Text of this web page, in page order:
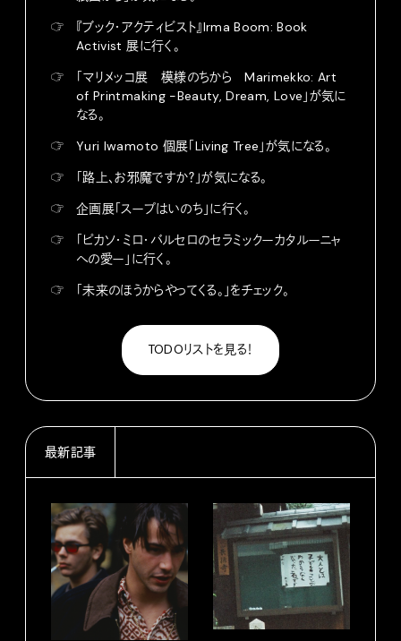
☞
『ブック・アクティビスト』Irma Boom: Book
Activist 展に行く。
☞
「マリメッコ展 模様のちから Marimekko: Art
of Printmaking -Beauty, Dream, Love」が気に
なる。
☞
Yuri Iwamoto 個展「Living Tree」が気になる。
☞
「路上、お邪魔ですか？」が気になる。
☞
企画展「スープはいのち」に行く。
☞
「ピカソ・ミロ・バルセロのセラミックーカタルーニャ
への愛ー」に行く。
☞
「未来のほうからやってくる。」をチェック。
TODOリストを見る！
最新記事